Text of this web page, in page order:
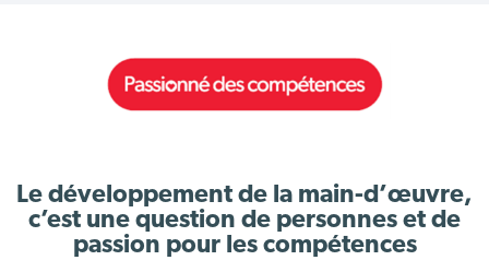
Le développement de la main-d’œuvre,
c’est une question de personnes et de
passion pour les compétences